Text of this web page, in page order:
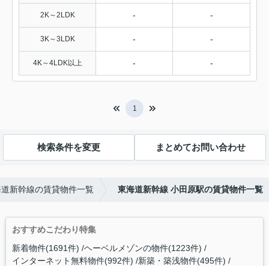
2K～2LDK - -
3K～3LDK - -
4K～4LDK以上 - -
1
検索条件を変更 まとめてお問い合わせ
新幹線の賃貸物件一覧 東海道新幹線 小田原駅の賃貸物件一覧
おすすめこだわり特集
新着物件(1691件) ヘーベルメゾンの物件(1223件)
インターネット無料物件(992件) 新築・築浅物件(495件)